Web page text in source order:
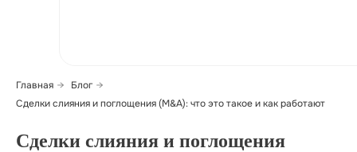
Главная → Блог →
Сделки слияния и поглощения (M&A): что это такое и как работают
Сделки слияния и поглощения